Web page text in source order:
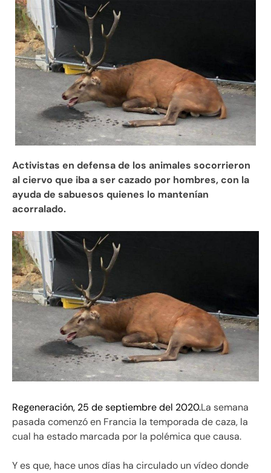
Activistas en defensa de los animales socorrieron
al ciervo que iba a ser cazado por hombres, con la
ayuda de sabuesos quienes lo mantenían
acorralado.
Regeneración, 25 de septiembre del 2020.La semana
pasada comenzó en Francia la temporada de caza, la
cual ha estado marcada por la polémica que causa.
Y es que, hace unos días ha circulado un vídeo donde